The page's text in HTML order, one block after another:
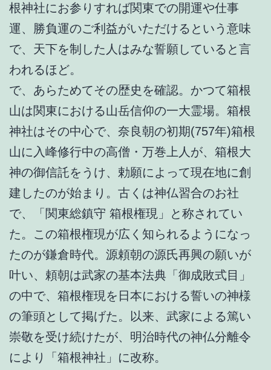
根神社にお参りすれば関東での開運や仕事
運、勝負運のご利益がいただけるという意味
で、天下を制した人はみな誓願していると言
われるほど。
で、あらためてその歴史を確認。かつて箱根
山は関東における山岳信仰の一大霊場。箱根
神社はその中心で、奈良朝の初期(757年)箱根
山に入峰修行中の高僧・万巻上人が、箱根大
神の御信託をうけ、勅願によって現在地に創
建したのが始まり。古くは神仏習合のお社
で、「関東総鎮守 箱根権現」と称されてい
た。この箱根権現が広く知られるようになっ
たのが鎌倉時代。源頼朝の源氏再興の願いが
叶い、頼朝は武家の基本法典「御成敗式目」
の中で、箱根権現を日本における誓いの神様
の筆頭として掲げた。以来、武家による篤い
崇敬を受け続けたが、明治時代の神仏分離令
により「箱根神社」に改称。